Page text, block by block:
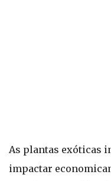
As plantas exóticas
impactar